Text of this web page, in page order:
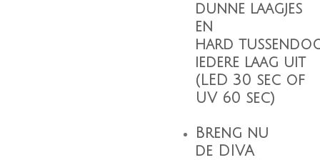
dunne laagjes
en
hard
iedere laag uit
(LED 30 sec of
UV 60 sec)
Breng nu
de DIVA